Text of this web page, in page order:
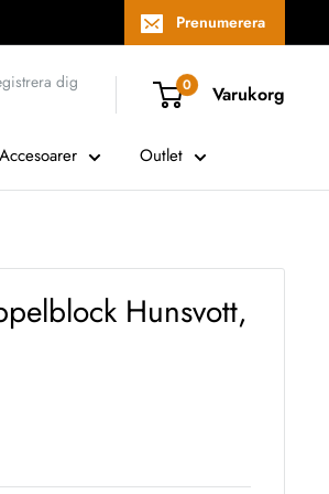
Prenumerera
dig 0 Varukorg
Outlet
Hunsvott,